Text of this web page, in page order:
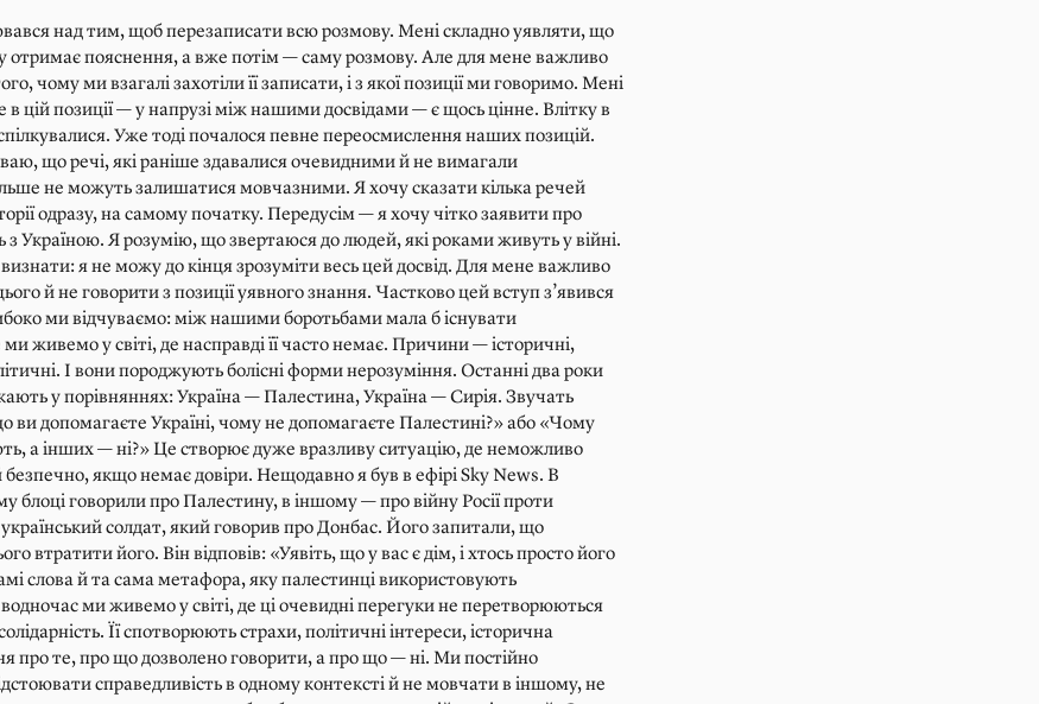
над тим, щоб перезаписати всю розмову. Мені складно уявляти, що
отримає пояснення, а вже потім — саму розмову. Але для мене важливо
чому ми взагалі захотіли її записати, і з якої позиції ми говоримо. Мені
в цій позиції — у напрузі між нашими досвідами — є щось цінне. Влітку в
Уже тоді почалося певне переосмислення наших позицій.
що речі, які раніше здавалися очевидними й не вимагали
не можуть залишатися мовчазними. Я хочу сказати кілька речей
одразу, на самому початку. Передусім — я хочу чітко заявити про
з Україною. Я розумію, що звертаюся до людей, які роками живуть у війні.
я не можу до кінця зрозуміти весь цей досвід. Для мене важливо
й не говорити з позиції уявного знання. Частково цей вступ з’явився
ми відчуваємо: між нашими боротьбами мала б існувати
ми живемо у світі, де насправді її часто немає. Причини — історичні,
І вони породжують болісні форми нерозуміння. Останні два роки
у порівняннях: Україна — Палестина, Україна — Сирія. Звучать
ви допомагаєте Україні, чому не допомагаєте Палестині?» або «Чому
а інших — ні?» Це створює дуже вразливу ситуацію, де неможливо
безпечно, якщо немає довіри. Нещодавно я був в ефірі Sky News. В
блоці говорили про Палестину, в іншому — про війну Росії проти
солдат, який говорив про Донбас. Його запитали, що
втратити його. Він відповів: «Уявіть, що у вас є дім, і хтось просто його
слова й та сама метафора, яку палестинці використовують
ми живемо у світі, де ці очевидні перегуки не перетворюються
Її спотворюють страхи, політичні інтереси, історична
про те, про що дозволено говорити, а про що — ні. Ми постійно
справедливість в одному контексті й не мовчати в іншому, не